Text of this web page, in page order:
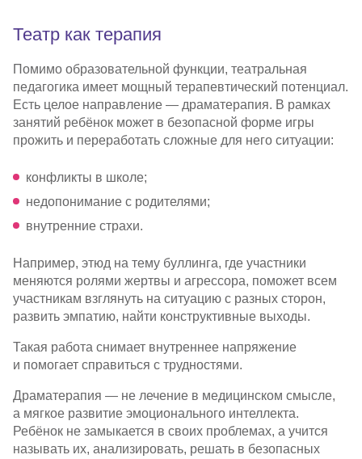
Театр как терапия
Помимо образовательной функции, театральная
педагогика имеет мощный терапевтический потенциал.
Есть целое направление — драматерапия. В рамках
занятий ребёнок может в безопасной форме игры
прожить и переработать сложные для него ситуации:
конфликты в школе;
недопонимание с родителями;
внутренние страхи.
Например, этюд на тему буллинга, где участники
меняются ролями жертвы и агрессора, поможет всем
участникам взглянуть на ситуацию с разных сторон,
развить эмпатию, найти конструктивные выходы.
Такая работа снимает внутреннее напряжение
и помогает справиться с трудностями.
Драматерапия — не лечение в медицинском смысле,
а мягкое развитие эмоционального интеллекта.
Ребёнок не замыкается в своих проблемах, а учится
называть их, анализировать, решать в безопасных